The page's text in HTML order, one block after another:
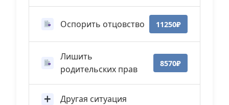
Оспорить отцовство 11250₽
Лишить
родительских прав
8570₽
Другая ситуация